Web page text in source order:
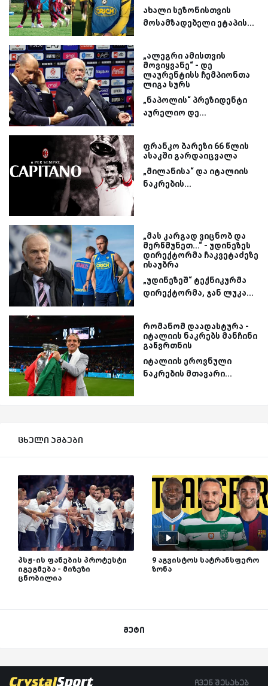
ახალი სეზონისთვის
მოსამზადებელი ეტაპის...
„ალეგრი ამისთვის
მოვიყვანე“ - დე
ლაურენტისს ჩემპიონთა
ლიგა სურს
„ნაპოლის“ პრეზიდენტი
აურელიო დე...
ფრანკო ბარეზი 66 წლის
ასაკში გარდაიცვალა
„მილანისა“ და იტალიის
ნაკრების...
„მას კარგად ვიცნობ და
მერწმუნეთ...“ - უდინეზეს
დირექტორმა ჩაკვეტაძეზე
ისაუბრა
„უდინეზეშ“ ტექნიკურმა
დირექტორმა, ჯან ლუკა...
რომანომ დაადასტურა -
იტალიის ნაკრებს მანჩინი
გაწვრთნის
იტალიის ეროვნული
ნაკრების მთავარი...
ცხელი ამბები
პსჟ-ის ფანების პროტესტი
იგეგმება - მიზეზი
ცნობილია
9 აგვისტოს სატრანსფერო
ზონა
მეტი
ჩვენ შესახებ